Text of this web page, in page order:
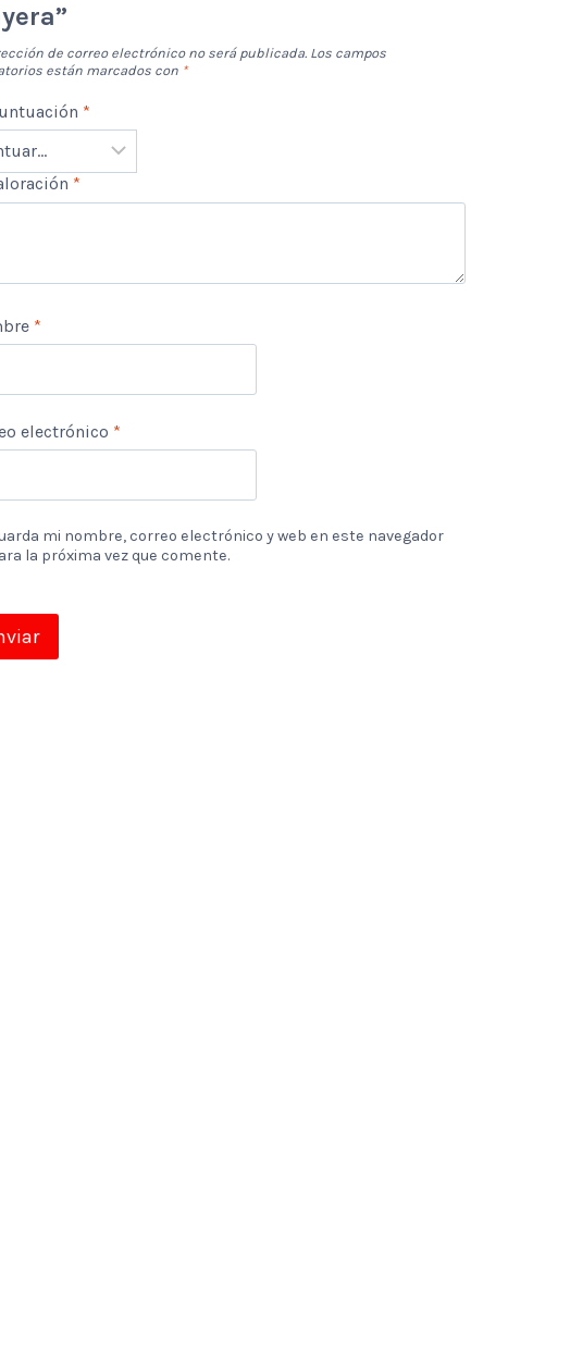
de correo electrónico no será publicada. Los campos
están marcados con *
*
*
*
electrónico *
mi nombre, correo electrónico y web en este navegador
la próxima vez que comente.